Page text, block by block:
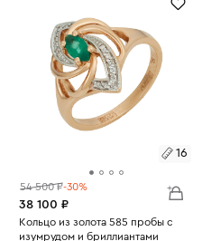
16
54 500 ₽-30%
38 100 ₽
Размеры:
Кольцо из золота 585 пробы с
изумрудом и бриллиантами